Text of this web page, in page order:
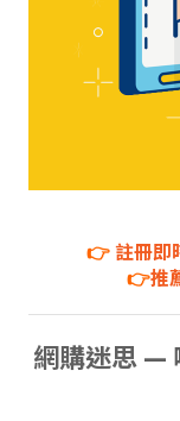
👉註冊即
👉推
網購迷思 —